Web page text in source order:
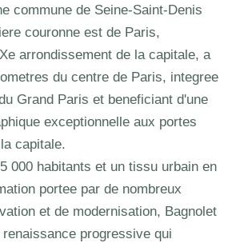
commune de Seine-Saint-Denis
couronne est de Paris,
arrondissement de la capitale, a
du centre de Paris, integree
Grand Paris et beneficiant d'une
exceptionnelle aux portes
capitale.
000 habitants et un tissu urbain en
portee par de nombreux
et de modernisation, Bagnolet
progressive qui